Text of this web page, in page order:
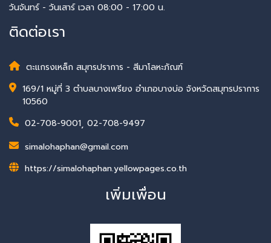
วันจันทร์ - วันเสาร์ เวลา 08:00 - 17:00 น.
ติดต่อเรา
ตะแกรงเหล็ก สมุทรปราการ - สีมาโลหะภัณฑ์
169/1 หมู่ที่ 3 ตำบลบางเพรียง อำเภอบางบ่อ จังหวัดสมุทรปราการ
10560
02-708-9001, 02-708-9497
simalohaphan@gmail.com
https://simalohaphan.yellowpages.co.th
เพิ่มเพื่อน